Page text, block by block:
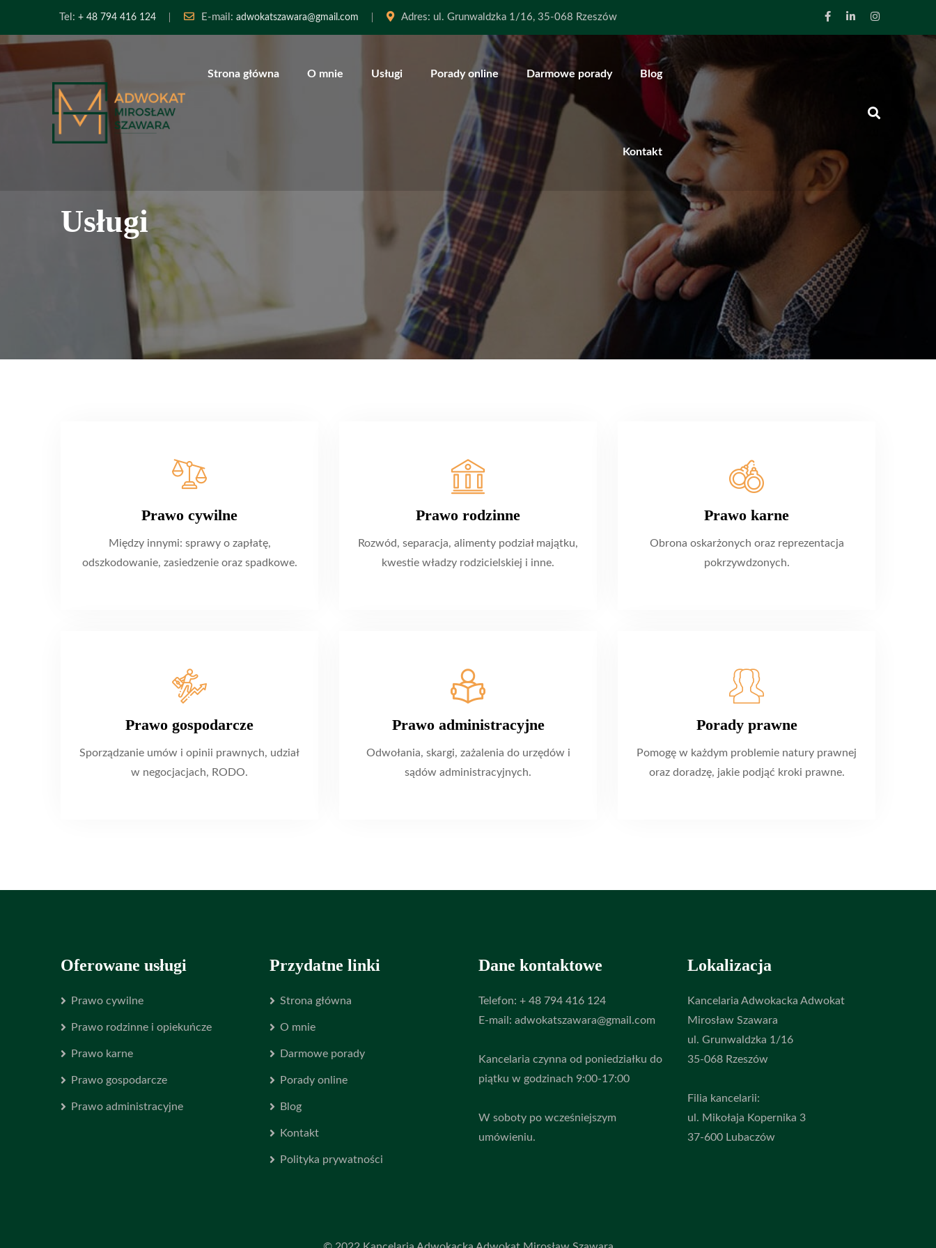
Tel: + 48 794 416 124 E-mail: adwokatszawara@gmail.com Adres: ul. Grunwaldzka 1/16, 35-068 Rzeszów
Strona główna O mnie Usługi Porady online Darmowe porady Blog
Kontakt
Usługi
Prawo cywilne
Między innymi: sprawy o zapłatę,
odszkodowanie, zasiedzenie oraz spadkowe.
Prawo rodzinne
Rozwód, separacja, alimenty podział majątku,
kwestie władzy rodzicielskiej i inne.
Prawo karne
Obrona oskarżonych oraz reprezentacja
pokrzywdzonych.
Prawo gospodarcze
Sporządzanie umów i opinii prawnych, udział
w negocjacjach, RODO.
Prawo administracyjne
Odwołania, skargi, zażalenia do urzędów i
sądów administracyjnych.
Porady prawne
Pomogę w każdym problemie natury prawnej
oraz doradzę, jakie podjąć kroki prawne.
Oferowane usługi
Prawo cywilne
Prawo rodzinne i opiekuńcze
Prawo karne
Prawo gospodarcze
Prawo administracyjne
Przydatne linki
Strona główna
O mnie
Darmowe porady
Porady online
Blog
Kontakt
Polityka prywatności
Dane kontaktowe
Telefon: + 48 794 416 124
E-mail: adwokatszawara@gmail.com
Kancelaria czynna od poniedziałku do
piątku w godzinach 9:00-17:00
W soboty po wcześniejszym
umówieniu.
Lokalizacja
Kancelaria Adwokacka Adwokat
Mirosław Szawara
ul. Grunwaldzka 1/16
35-068 Rzeszów
Filia kancelarii:
ul. Mikołaja Kopernika 3
37-600 Lubaczów